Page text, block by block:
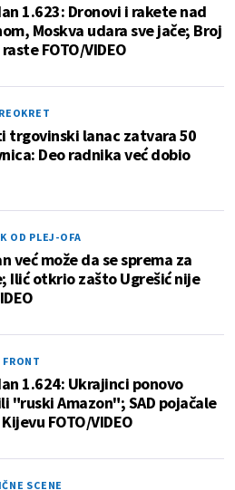
1.623: Dronovi i rakete nad
Moskva udara sve jače; Broj
FOTO/VIDEO
trgovinski lanac zatvara 50
Deo radnika već dobio
OD PLEJ-OFA
već može da se sprema za
Ilić otkrio zašto Ugrešić nije
1.624: Ukrajinci ponovo
"ruski Amazon"; SAD pojačale
FOTO/VIDEO
SCENE